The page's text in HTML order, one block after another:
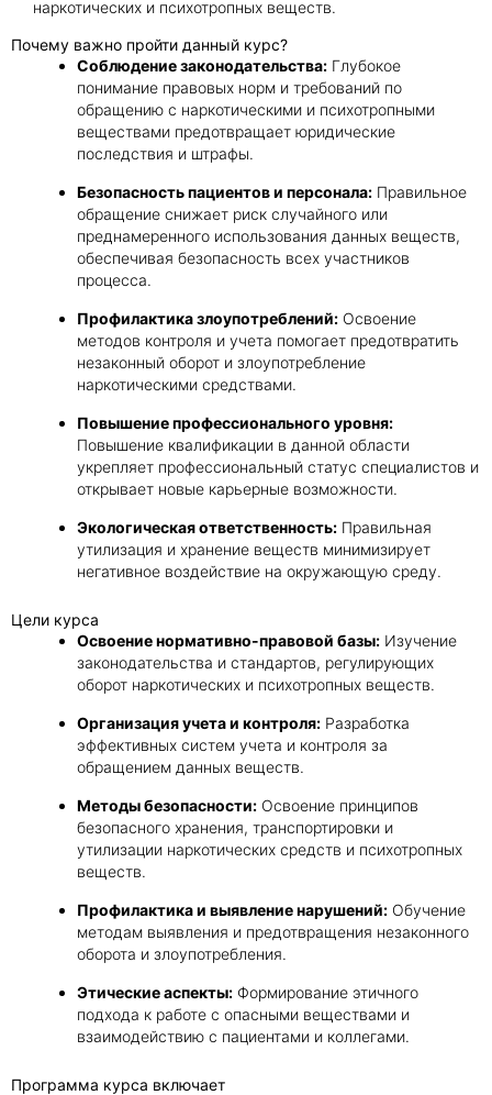
наркотических и психотропных веществ.
Почему важно пройти данный курс?
Соблюдение законодательства: Глубокое
понимание правовых норм и требований по
обращению с наркотическими и психотропными
веществами предотвращает юридические
последствия и штрафы.
Безопасность пациентов и персонала: Правильное
обращение снижает риск случайного или
преднамеренного использования данных веществ,
обеспечивая безопасность всех участников
процесса.
Профилактика злоупотреблений: Освоение
методов контроля и учета помогает предотвратить
незаконный оборот и злоупотребление
наркотическими средствами.
Повышение профессионального уровня:
Повышение квалификации в данной области
укрепляет профессиональный статус специалистов и
открывает новые карьерные возможности.
Экологическая ответственность: Правильная
утилизация и хранение веществ минимизирует
негативное воздействие на окружающую среду.
Цели курса
Освоение нормативно-правовой базы: Изучение
законодательства и стандартов, регулирующих
оборот наркотических и психотропных веществ.
Организация учета и контроля: Разработка
эффективных систем учета и контроля за
обращением данных веществ.
Методы безопасности: Освоение принципов
безопасного хранения, транспортировки и
утилизации наркотических средств и психотропных
веществ.
Профилактика и выявление нарушений: Обучение
методам выявления и предотвращения незаконного
оборота и злоупотребления.
Этические аспекты: Формирование этичного
подхода к работе с опасными веществами и
взаимодействию с пациентами и коллегами.
Программа курса включает